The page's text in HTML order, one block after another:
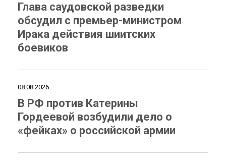
Глава саудовской разведки
обсудил с премьер-министром
Ирака действия шиитских
боевиков
08.08.2026
В РФ против Катерины
Гордеевой возбудили дело о
«фейках» о российской армии